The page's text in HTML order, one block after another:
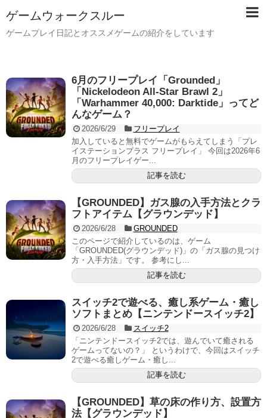
ゲームウォークスルー
ゲームプレイ日記とオススメゲームの紹介をしています
6月のフリープレイ「Grounded」
「Nickelodeon All-Star Brawl 2」
「Warhammer 40,000: Darktide」ってど
んなゲーム？
2026/6/29
フリープレイ
加入していると無料でゲームがもらえてしまう「プレ
イステーションプラス フリープレイ」 今回は2026年6
月のフリープレイゲー...
記事を読む
【GROUNDED】ガス腺の入手方法とクラ
フトアイテム【グラウンデッド】
2026/6/28
GROUNDED
このページで紹介しているのは、ゲーム
「GROUNDED(グラウンデッド)」の「ガス腺の見つけ
方・入手方法」です。 参考にし...
記事を読む
スイッチ2で遊べる、癒し系ゲーム・癒し
ソフトまとめ【ニンテンドースイッチ2】
2026/6/28
スイッチ2
「ニンテンドースイッチ2では、遊んでいて癒される
ゲームってないの？」 というわけで、今回はスイッチ
2で遊べる癒しゲーム・癒し...
記事を読む
【GROUNDED】草の床の作り方、設置方
法【グラウンデッド】